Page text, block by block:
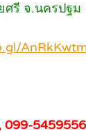
รี จ.นครปฐม
5459556